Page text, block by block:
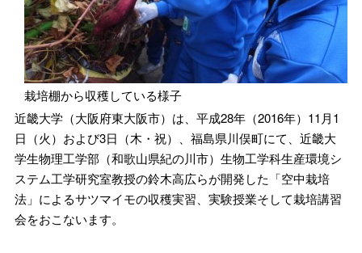
栽培棚から収穫している様子
近畿大学（大阪府東大阪市）は、平成28年（2016年）11月1
日（火）および3日（木・祝）、福島県川俣町にて、近畿大
学生物理工学部（和歌山県紀の川市）生物工学科生産環境シ
ステム工学研究室教授の鈴木高広らが開発した「空中栽培
法」によるサツマイモの収穫実習、実験授業そして栽培講習
会をおこないます。